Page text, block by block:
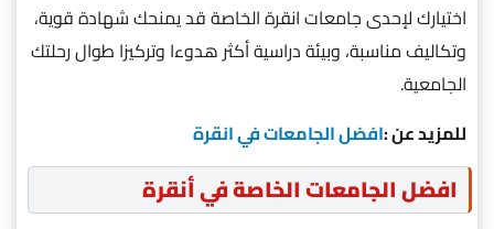
اختيارك لإحدى جامعات انقرة الخاصة قد يمنحك شهادة قوية،
وتكاليف مناسبة، وبيئة دراسية أكثر هدوءا وتركيزا طوال رحلتك
الجامعية.
للمزيد عن :افضل الجامعات في انقرة
افضل الجامعات الخاصة في أنقرة